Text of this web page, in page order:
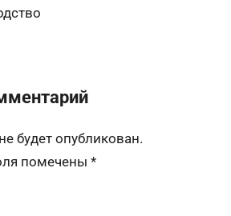
будет опубликован.
помечены *